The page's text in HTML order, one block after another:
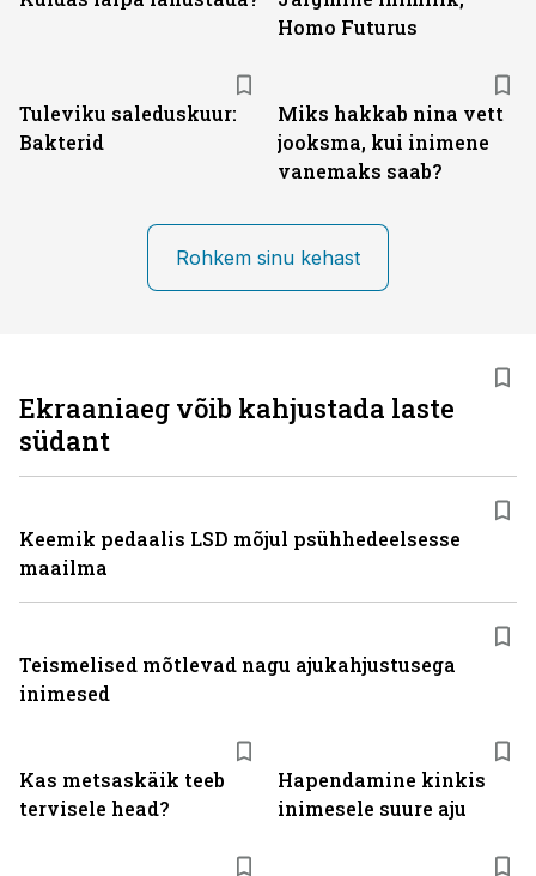
Homo Futurus
Tuleviku saleduskuur:
Bakterid
Miks hakkab nina vett
jooksma, kui inimene
vanemaks saab?
Rohkem sinu kehast
Kas metsaskäik teeb
tervisele head?
Hapendamine kinkis
inimesele suure aju
Ekraaniaeg võib kahjustada laste
südant
Keemik pedaalis LSD mõjul psühhedeelsesse
maailma
Teismelised mõtlevad nagu ajukahjustusega
inimesed